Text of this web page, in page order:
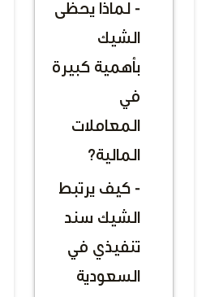
- لماذا يحظى
الشيك
بأهمية كبيرة
في
المعاملات
المالية؟
- كيف يرتبط
الشيك سند
تنفيذي في
السعودية